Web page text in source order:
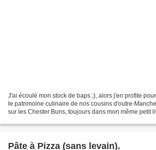
J'ai écoulé mon stock de baps ;), alors j'en profite
le patrimoine culinaire de nos cousins d'outre-
sur les Chester Buns, toujours dans mon même petit
Pâte à Pizza (sans levain).